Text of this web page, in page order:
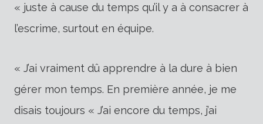
« juste à cause du temps qu’il y a à consacrer à
l’escrime, surtout en équipe.
« J’ai vraiment dû apprendre à la dure à bien
gérer mon temps. En première année, je me
disais toujours « J’ai encore du temps, j’ai